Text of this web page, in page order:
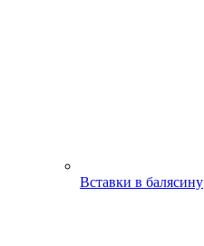
Вставки в балясину